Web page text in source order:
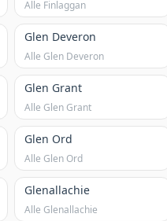
Alle Finlaggan
Glen Deveron
Alle Glen Deveron
Glen Grant
Alle Glen Grant
Glen Ord
Alle Glen Ord
Glenallachie
Alle Glenallachie